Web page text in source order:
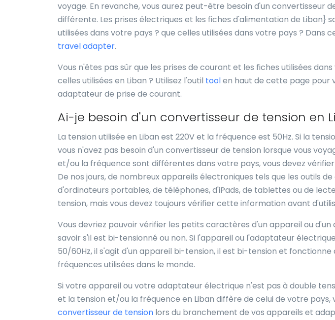
voyage. En revanche, vous aurez peut-être besoin d'un convertisseur
différente. Les prises électriques et les fiches d'alimentation de Liban}
utilisées dans votre pays ? que celles utilisées dans votre pays ? Dans
travel adapter.
Vous n'êtes pas sûr que les prises de courant et les fiches utilisées
celles utilisées en Liban ? Utilisez l'outil toolen haut de cette page pour
adaptateur de prise de courant.
Ai-je besoin d'un convertisseur de tension en
La tension utilisée en Liban est 220V et la fréquence est 50Hz. Si la
vous n'avez pas besoin d'un convertisseur de tension lorsque vous
et/ou la fréquence sont différentes dans votre pays, vous devez
De nos jours, de nombreux appareils électroniques tels que les outils
d'ordinateurs portables, de téléphones, d'iPads, de tablettes ou de
tension, mais vous devez toujours vérifier cette information avant
Vous devriez pouvoir vérifier les petits caractères d'un appareil ou
savoir s'il est bi-tensionné ou non. Si l'appareil ou l'adaptateur
50/60Hz, il s'agit d'un appareil bi-tension, il est bi-tension et
fréquences utilisées dans le monde.
Si votre appareil ou votre adaptateur électrique n'est pas à double
et la tension et/ou la fréquence en Liban diffère de celui de votre pays,
convertisseur de tension lors du branchement de vos appareils et